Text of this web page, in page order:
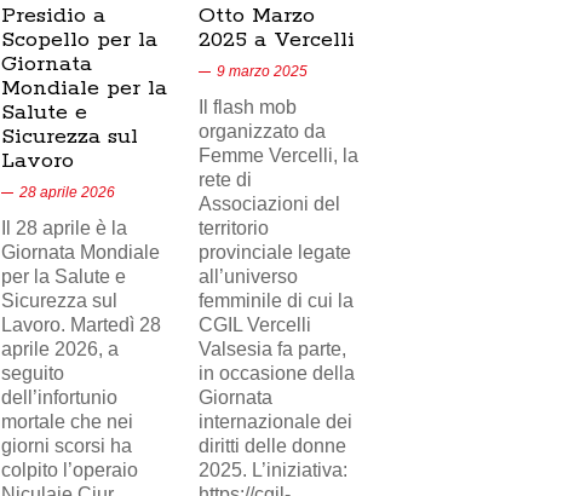
Presidio a
Scopello per la
Giornata
Mondiale per la
Salute e
Sicurezza sul
Lavoro
28 aprile 2026
Il 28 aprile è la
Giornata Mondiale
per la Salute e
Sicurezza sul
Lavoro. Martedì 28
aprile 2026, a
seguito
dell’infortunio
mortale che nei
giorni scorsi ha
colpito l’operaio
Otto Marzo
2025 a Vercelli
9 marzo 2025
Il flash mob
organizzato da
Femme Vercelli, la
rete di
Associazioni del
territorio
provinciale legate
all’universo
femminile di cui la
CGIL Vercelli
Valsesia fa parte,
in occasione della
Giornata
internazionale dei
diritti delle donne
2025. L’iniziativa: